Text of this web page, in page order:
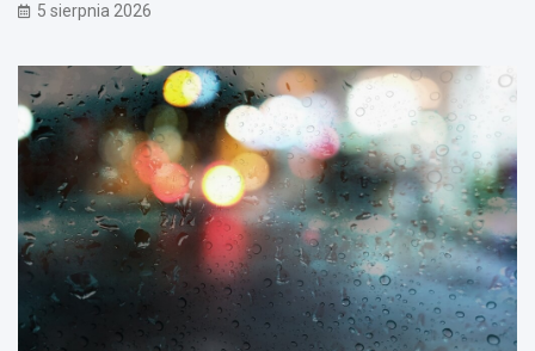
5 sierpnia 2026